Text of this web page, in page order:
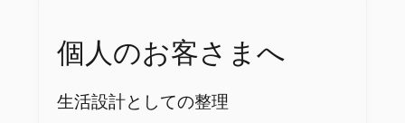
個人のお客さまへ
生活設計としての整理